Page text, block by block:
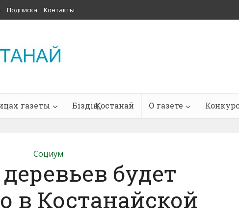
Подписка Контакты
газеты Біздің Қостанай О газете
Социум
будет
в Костанайской